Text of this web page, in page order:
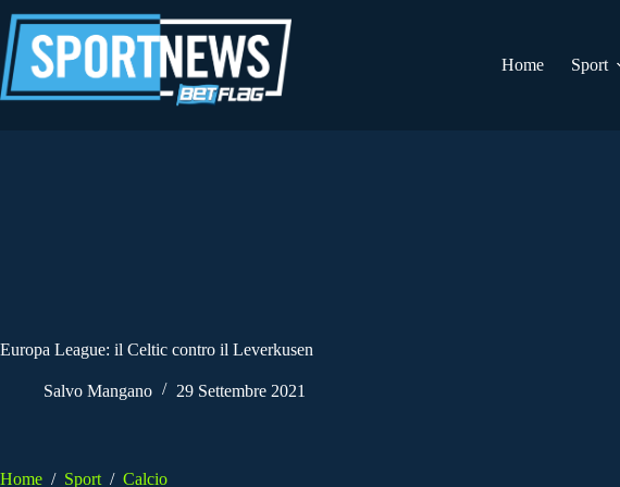
al
contenuto
Home
Sport
Europa League: il Celtic contro il Leverkusen
Salvo Mangano 29 Settembre 2021
Home / Sport / Calcio